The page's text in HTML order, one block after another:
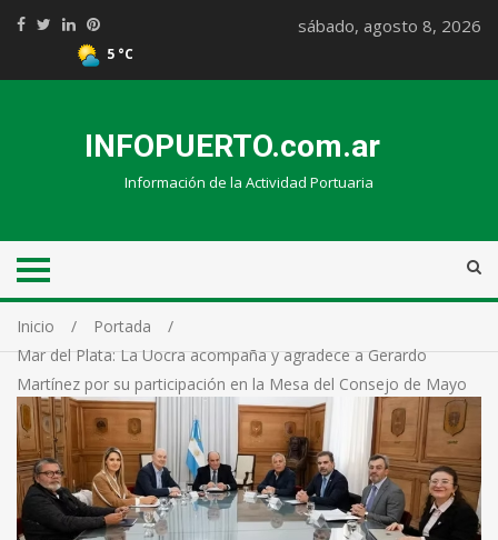
5 °C
sábado, agosto 8, 2026
INFOPUERTO.com.ar
Información de la Actividad Portuaria
Inicio
Portada
Mar del Plata: La Uocra acompaña y agradece a Gerardo
Martínez por su participación en la Mesa del Consejo de Mayo